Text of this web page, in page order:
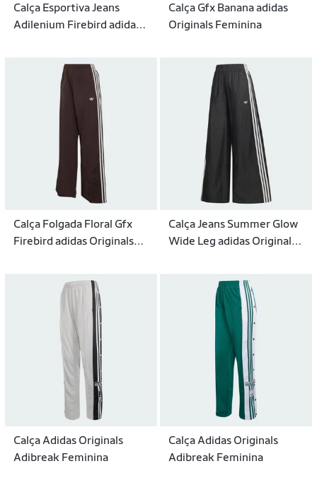
Calça Esportiva Jeans
Adilenium Firebird adidas
Calça Gfx Banana adidas
Originals Feminina
Calça Folgada Floral Gfx
Firebird adidas Originals
Calça Jeans Summer Glow
Wide Leg adidas Originals
Calça Adidas Originals
Adibreak Feminina
Calça Adidas Originals
Adibreak Feminina